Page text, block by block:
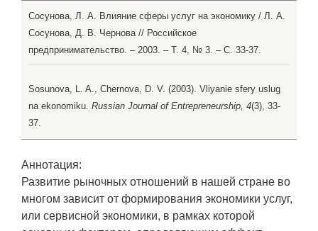
Сосунова, Л. А. Влияние сферы услуг на экономику / Л. А.
Сосунова, Д. В. Чернова // Российское
предпринимательство. – 2003. – Т. 4, № 3. – С. 33-37.
Sosunova, L. A., Chernova, D. V. (2003). Vliyanie sfery uslug
na ekonomiku. Russian Journal of Entrepreneurship, 4(3), 33-
37.
Аннотация:
Развитие рыночных отношений в нашей стране во
многом зависит от формирования экономики услуг,
или сервисной экономики, в рамках которой